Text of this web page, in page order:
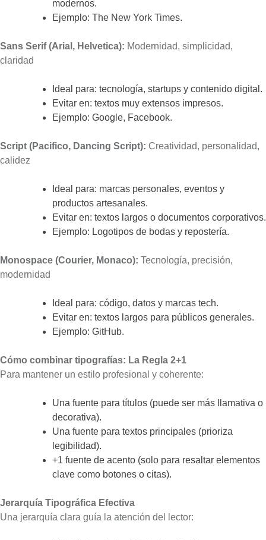
modernos.
Ejemplo: The New York Times.
Sans Serif (Arial, Helvetica): Modernidad, simplicidad,
claridad
Ideal para: tecnología, startups y contenido digital.
Evitar en: textos muy extensos impresos.
Ejemplo: Google, Facebook.
Script (Pacifico, Dancing Script): Creatividad, personalidad,
calidez
Ideal para: marcas personales, eventos y
productos artesanales.
Evitar en: textos largos o documentos corporativos.
Ejemplo: Logotipos de bodas y repostería.
Monospace (Courier, Monaco): Tecnología, precisión,
modernidad
Ideal para: código, datos y marcas tech.
Evitar en: textos largos para públicos generales.
Ejemplo: GitHub.
Cómo combinar tipografías: La Regla 2+1
Para mantener un estilo profesional y coherente:
Una fuente para títulos (puede ser más llamativa o
decorativa).
Una fuente para textos principales (prioriza
legibilidad).
+1 fuente de acento (solo para resaltar elementos
clave como botones o citas).
Jerarquía Tipográfica Efectiva
Una jerarquía clara guía la atención del lector: